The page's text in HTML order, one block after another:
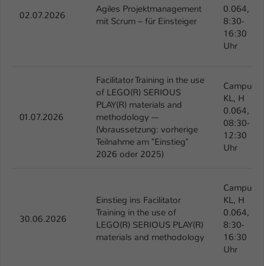
02.07.2026
Agiles Projektmanagement
mit Scrum – für Einsteiger
0.064,
8:30-
16:30
Uhr
01.07.2026
Facilitator Training in the use
of LEGO(R) SERIOUS
PLAY(R) materials and
methodology ---
(Voraussetzung: vorherige
Teilnahme am "Einstieg"
2026 oder 2025)
Campus
KL, H
0.064,
08:30-
12:30
Uhr
30.06.2026
Einstieg ins Facilitator
Training in the use of
LEGO(R) SERIOUS PLAY(R)
materials and methodology
Campus
KL, H
0.064,
8:30-
16:30
Uhr
Einstellungen. Unter anderem eine zufällig
generierte ID, für die historische
Speicherung Ihrer vorgenommen
fe_typo_user / PHPSESSID
Anbieter TYPO3
1 Woche
eines Intranet-Logins die Session-ID. So
kann der eingeloggte Benutzer
wiedererkannt werden und es wird ihm
Zugang zu geschützten Bereichen